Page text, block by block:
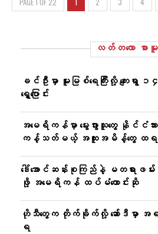
လတ်တ‌လော စာမူမ
ခင်ဦးမှာ မူးမြစ်ရေကြီးလို့ ကျေးရွ
ရွှေ့ပြောင်း
အမေရိကန်မှာ မွေးဖွားသူတွေ နိုင်ငံ
ကန့်သတ်မယ့် အထူးအမိန့်တွေ
ဒေါ်အောင်ဆန်းစုကြည်နဲ့ မတရားဖမ်
ဖို့ အမေရိကန် ထပ်မံတောင်းဆို
ဟိုသီတွေက တိုက်ခိုက်လို့ ဆော်ဒီမှာ အရ
ရ